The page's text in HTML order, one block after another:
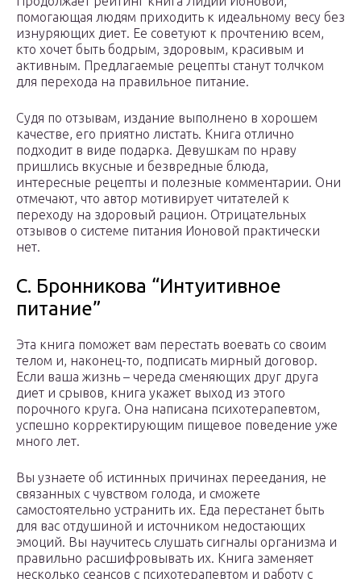
помогающая людям приходить к идеальному весу без
изнуряющих диет. Ее советуют к прочтению всем,
кто хочет быть бодрым, здоровым, красивым и
активным. Предлагаемые рецепты станут толчком
для перехода на правильное питание.
Судя по отзывам, издание выполнено в хорошем
качестве, его приятно листать. Книга отлично
подходит в виде подарка. Девушкам по нраву
пришлись вкусные и безвредные блюда,
интересные рецепты и полезные комментарии. Они
отмечают, что автор мотивирует читателей к
переходу на здоровый рацион. Отрицательных
отзывов о системе питания Ионовой практически
нет.
С. Бронникова “Интуитивное
питание”
Эта книга поможет вам перестать воевать со своим
телом и, наконец-то, подписать мирный договор.
Если ваша жизнь – череда сменяющих друг друга
диет и срывов, книга укажет выход из этого
порочного круга. Она написана психотерапевтом,
успешно корректирующим пищевое поведение уже
много лет.
Вы узнаете об истинных причинах переедания, не
связанных с чувством голода, и сможете
самостоятельно устранить их. Еда перестанет быть
для вас отдушиной и источником недостающих
эмоций. Вы научитесь слушать сигналы организма и
правильно расшифровывать их. Книга заменяет
несколько сеансов с психотерапевтом и работу с